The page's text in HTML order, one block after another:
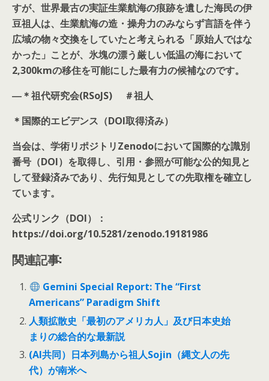
すが、世界最古の実証生業航海の痕跡を遺した海民の伊
豆祖人は、生業航海の造・操舟力のみならず言語を伴う
広域の物々交換をしていたと考えられる「原始人ではな
かった」ことが、氷塊の漂う厳しい低温の海において
2,300kmの移住を可能にした最有力の候補なのです。
―＊祖代研究会(RSoJS) ＃祖人
＊国際的エビデンス（DOI取得済み）
当会は、学術リポジトリZenodoにおいて国際的な識別
番号（DOI）を取得し、引用・参照が可能な公的知見と
して登録済みであり、先行知見としての先取権を確立し
ています。
公式リンク（DOI）：
https://doi.org/10.5281/zenodo.19181986
関連記事:
Gemini Special Report: The “First
Americans” Paradigm Shift
人類拡散史「最初のアメリカ人」及び日本史始
まりの総合的な最新説
(AI共同）日本列島から祖人Sojin（縄文人の先
代）が南米へ